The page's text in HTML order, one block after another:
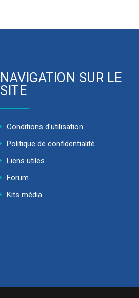
NAVIGATION SUR LE
SITE
Conditions d'utilisation
Politique de confidentialité
Liens utiles
Forum
Kits média